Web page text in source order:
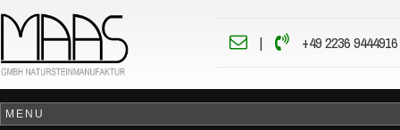
| +49 2236 9444916